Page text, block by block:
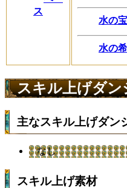
ス
水の
水の
スキル上げダン
主なスキル上げダン
なし
スキル上げ素材